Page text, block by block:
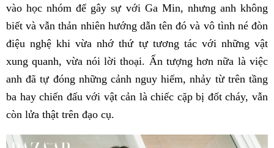
vào học nhóm để gây sự với Ga Min, nhưng anh không
biết và vẫn thản nhiên hướng dẫn tên đó và vô tình né đòn
điệu nghệ khi vừa nhớ thứ tự tương tác với những vật
xung quanh, vừa nói lời thoại. Ấn tượng hơn nữa là việc
anh đã tự đóng những cảnh nguy hiểm, nhảy từ trên tầng
ba hay chiến đấu với vật cản là chiếc cặp bị đốt cháy, vẫn
còn lửa thật trên đạo cụ.